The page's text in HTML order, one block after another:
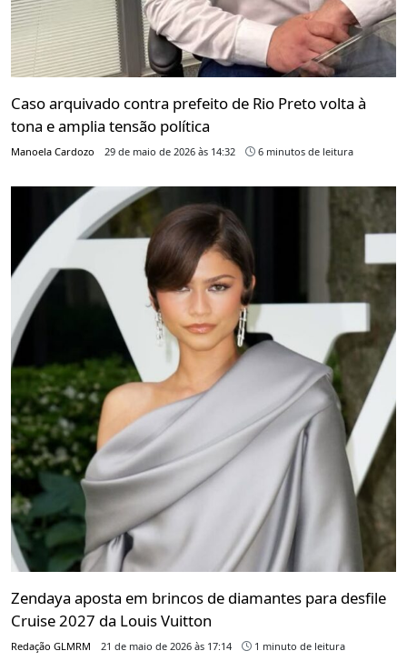
Caso arquivado contra prefeito de Rio Preto volta à
tona e amplia tensão política
Manoela Cardozo 29 de maio de 2026 às 14:32 6 minutos de leitura
Zendaya aposta em brincos de diamantes para desfile
Cruise 2027 da Louis Vuitton
Redação GLMRM 21 de maio de 2026 às 17:14 1 minuto de leitura